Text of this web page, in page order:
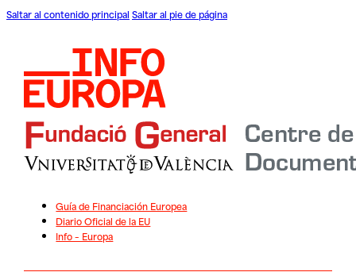
Saltar al contenido principal Saltar al pie de página
Guía de Financiación Europea
Diario Oficial de la EU
Info – Europa